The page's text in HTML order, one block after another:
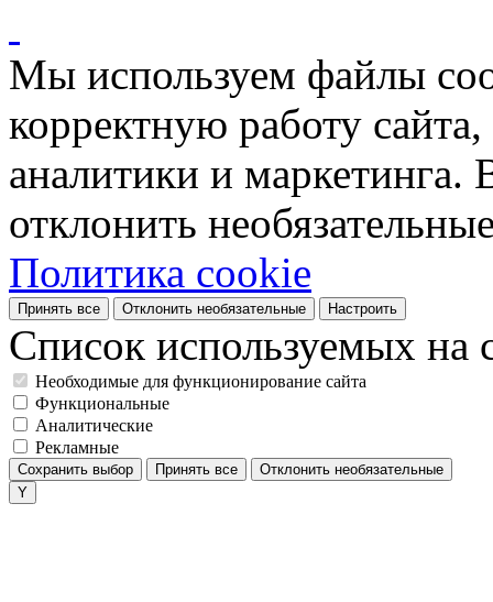
Мы используем файлы
корректную работу
аналитики и
отклонить
Политика cookie
Принять все Отклонить необязательные Настроить
Список используемых на
Необходимые для функционирование сайта
Функциональные
Аналитические
Рекламные
Сохранить выбор Принять все Отклонить необязательные